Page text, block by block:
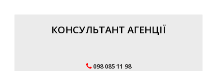
КОНСУЛЬТАНТ АГЕНЦІЇ
098 085 11 98